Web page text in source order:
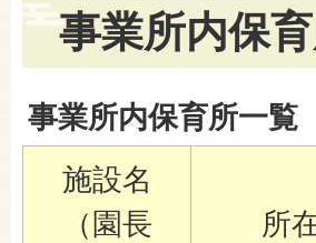
事業所内保
事業所内保育所一覧
施設名
（園長
所